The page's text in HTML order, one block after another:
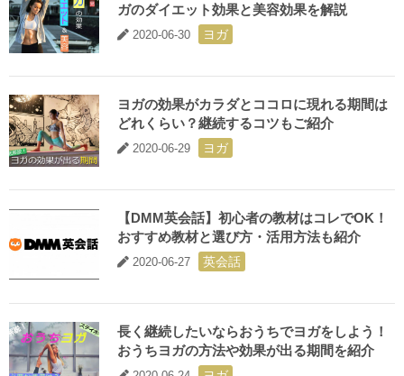
ガのダイエット効果と美容効果を解説
2020-06-30 ヨガ
ヨガの効果がカラダとココロに現れる期間は
どれくらい？継続するコツもご紹介
2020-06-29 ヨガ
【DMM英会話】初心者の教材はコレでOK！
おすすめ教材と選び方・活用方法も紹介
2020-06-27 英会話
長く継続したいならおうちでヨガをしよう！
おうちヨガの方法や効果が出る期間を紹介